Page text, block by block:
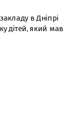
в Дніпрі
дітей, який мав